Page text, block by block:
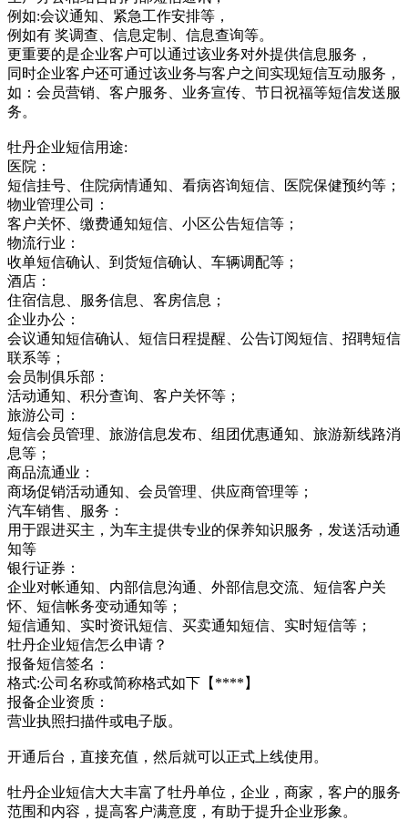
例如:会议通知、紧急工作安排等，
例如有 奖调查、信息定制、信息查询等。
更重要的是企业客户可以通过该业务对外提供信息服务，
同时企业客户还可通过该业务与客户之间实现短信互动服务，
如：会员营销、客户服务、业务宣传、节日祝福等短信发送服
务。
牡丹企业短信用途:
医院：
短信挂号、住院病情通知、看病咨询短信、医院保健预约等；
物业管理公司：
客户关怀、缴费通知短信、小区公告短信等；
物流行业：
收单短信确认、到货短信确认、车辆调配等；
酒店：
住宿信息、服务信息、客房信息；
企业办公：
会议通知短信确认、短信日程提醒、公告订阅短信、招聘短信
联系等；
会员制俱乐部：
活动通知、积分查询、客户关怀等；
旅游公司：
短信会员管理、旅游信息发布、组团优惠通知、旅游新线路消
息等；
商品流通业：
商场促销活动通知、会员管理、供应商管理等；
汽车销售、服务：
用于跟进买主，为车主提供专业的保养知识服务，发送活动通
知等
银行证券：
企业对帐通知、内部信息沟通、外部信息交流、短信客户关
怀、短信帐务变动通知等；
短信通知、实时资讯短信、买卖通知短信、实时短信等；
牡丹企业短信怎么申请？
报备短信签名：
格式:公司名称或简称格式如下【****】
报备企业资质：
营业执照扫描件或电子版。
开通后台，直接充值，然后就可以正式上线使用。
牡丹企业短信大大丰富了牡丹单位，企业，商家，客户的服务
范围和内容，提高客户满意度，有助于提升企业形象。